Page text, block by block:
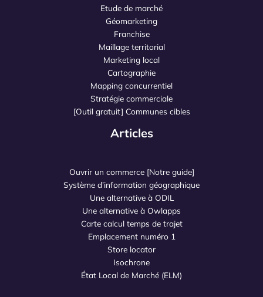
Etude de marché
Géomarketing
Franchise
Maillage territorial
Marketing local
Cartographie
Mapping concurrentiel
Stratégie commerciale
[Outil gratuit] Communes cibles
Articles
Ouvrir un commerce [Notre guide]
Système d’information géographique
Une alternative à ODIL
Une alternative à Owlapps
Carte calcul temps de trajet
Emplacement numéro 1
Store locator
Isochrone
État Local de Marché (ELM)